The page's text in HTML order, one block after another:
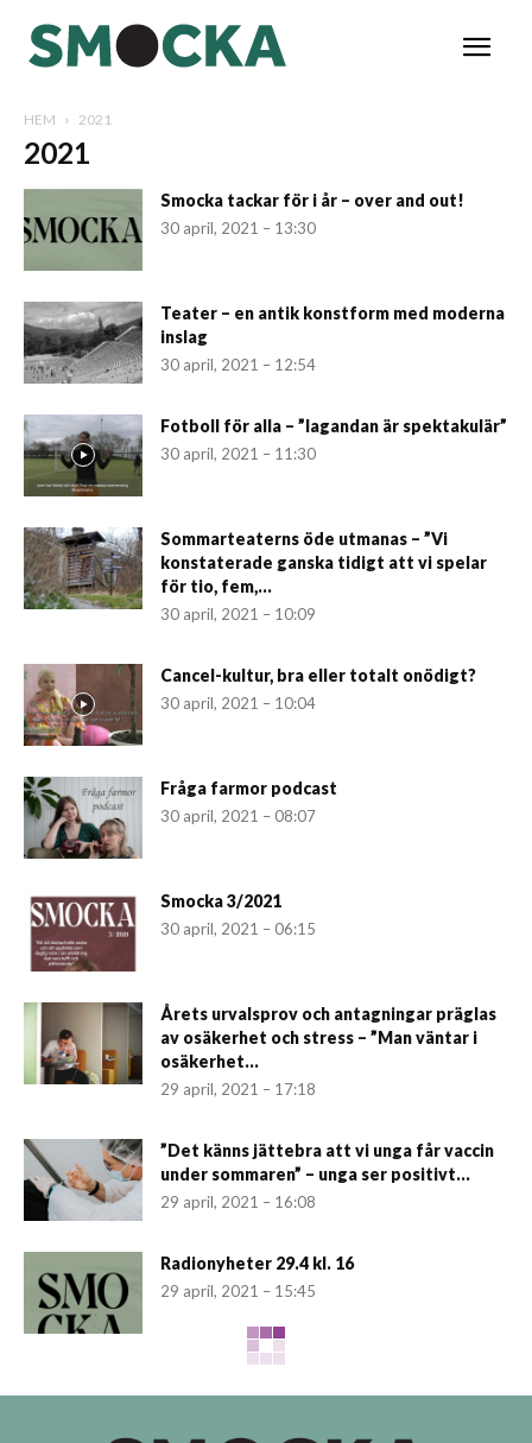
HEM 2021
2021
Smocka tackar för i år – over and out!
30 april, 2021 – 13:30
Teater – en antik konstform med moderna
inslag
30 april, 2021 – 12:54
Fotboll för alla – ”lagandan är spektakulär”
30 april, 2021 – 11:30
Sommarteaterns öde utmanas – ”Vi
konstaterade ganska tidigt att vi spelar
för tio, fem,...
30 april, 2021 – 10:09
Cancel-kultur, bra eller totalt onödigt?
30 april, 2021 – 10:04
Fråga farmor podcast
30 april, 2021 – 08:07
Smocka 3/2021
30 april, 2021 – 06:15
Årets urvalsprov och antagningar präglas
av osäkerhet och stress – ”Man väntar i
osäkerhet...
29 april, 2021 – 17:18
”Det känns jättebra att vi unga får vaccin
under sommaren” – unga ser positivt...
29 april, 2021 – 16:08
Radionyheter 29.4 kl. 16
29 april, 2021 – 15:45